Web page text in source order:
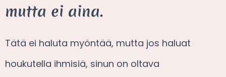
mutta ei aina.
Tätä ei haluta myöntää, mutta jos haluat
houkutella ihmisiä, sinun on oltava